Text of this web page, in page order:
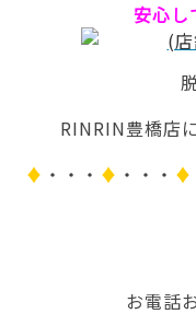
安心し
RINRIN豊橋店
♦ ・・・ ♦ ・・・ ♦
お電話